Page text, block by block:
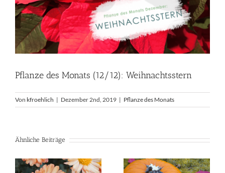
Pflanze des Monats (12/12): Weihnachtsstern
Von kfroehlich | Dezember 2nd, 2019 | Pflanze des Monats
Ähnliche Beiträge